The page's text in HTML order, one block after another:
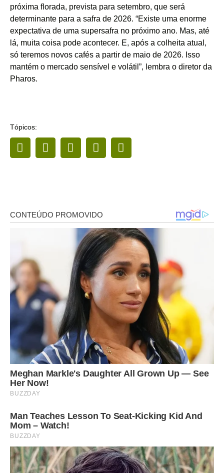
próxima florada, prevista para setembro, que será
determinante para a safra de 2026. “Existe uma enorme
expectativa de uma supersafra no próximo ano. Mas, até
lá, muita coisa pode acontecer. E, após a colheita atual,
só teremos novos cafés a partir de maio de 2026. Isso
mantém o mercado sensível e volátil”, lembra o diretor da
Pharos.
Tópicos: